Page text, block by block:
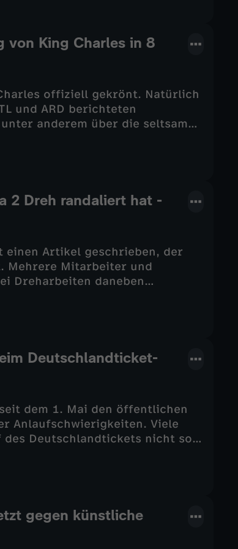
von King Charles in 8
offiziell gekrönt. Natürlich
und ARD berichteten
anderem über die seltsamen
2 Dreh randaliert hat -
einen Artikel geschrieben, der
Mehrere Mitarbeiter und
Dreharbeiten daneben
Deutschlandticket-
dem 1. Mai den öffentlichen
Anlaufschwierigkeiten. Viele
Deutschlandtickets nicht so
gegen künstliche